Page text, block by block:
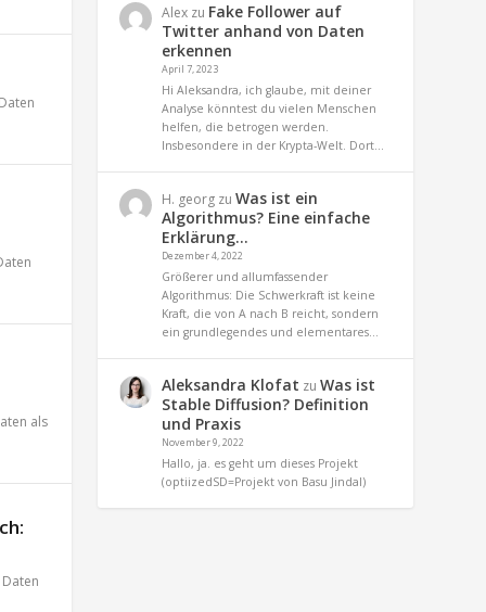
Daten
als
Daten
Alex zu Fake Follower auf
Twitter anhand von Daten
erkennen
April 7, 2023
Hi Aleksandra, ich glaube, mit deiner
Analyse könntest du vielen Menschen
helfen, die betrogen werden.
Insbesondere in der Krypta-Welt. Dort…
H. georg zuWas ist ein
Algorithmus? Eine einfache
Erklärung…
Dezember 4, 2022
Größerer und allumfassender
Algorithmus: Die Schwerkraft ist keine
Kraft, die von A nach B reicht, sondern
ein grundlegendes und elementares…
Aleksandra Klofat zuWas ist
Stable Diffusion? Definition
und Praxis
November 9, 2022
Hallo, ja. es geht um dieses Projekt
(optiizedSD=Projekt von Basu Jindal)